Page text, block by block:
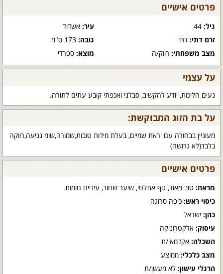
פרטים אישיים
גיל: עיר:אשדוד
זרם דתי: דתי גובה:173 ס"מ
מצב משפחתי: רווק/ה מוצא:ספרדי
על עצמי
נעים הליכות, יודע להקשיב, סבלני ואכפתי קובע עתים לתורה.
על בת הזוג המבוקשת:
מעוניין בבחורה עם יראת שמיים, בעלת מידות טובות,שמורה,שומ נגיעה,רווקה
בלבד(לא גרושה)
פרטים אישיים
מראה: טוב מאוד, גוף אתלטי, שיער שחור, עיניים חומות.
כיסוי ראש: כיפה סרוגה
כהן: ישראל
עיסוק: אלקטרוניקה
השכלה: אקדמאי/ת
מצב כלכלי: ממוצע
הרגלי עישון: לא מעשן/ת